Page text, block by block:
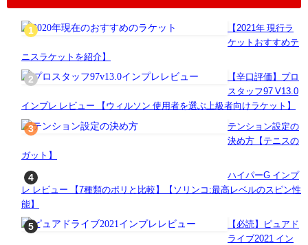
【2021年 現行ラ
ケットおすすめテ
ニスラケットを紹介】
【辛口評価】プロ
スタッフ97 V13.0
インプレ レビュー 【ウィルソン 使用者を選ぶ上級者向けラケット】
テンション設定の
決め方【テニスの
ガット】
ハイパーG インプ
レ レビュー 【7種類のポリと比較】【ソリンコ:最高レベルのスピン性
能】
【必読】ピュアド
ライブ2021 イン